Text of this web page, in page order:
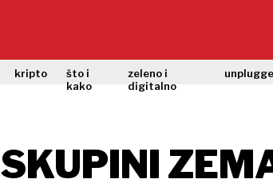
kripto
što i
kako
zeleno i
digitalno